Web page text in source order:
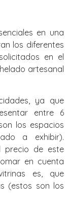
en una
los diferentes
en el
artesanal
ya que
entre 6
los espacios
a exhibir).
precio de este
en cuenta
es, que
(estos son los